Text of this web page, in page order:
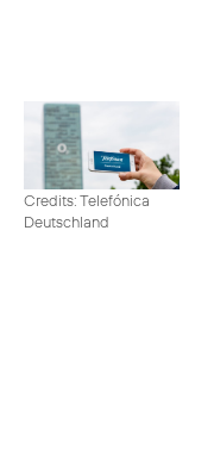
Credits: Telefónica
Deutschland